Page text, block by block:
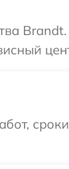
Brandt.